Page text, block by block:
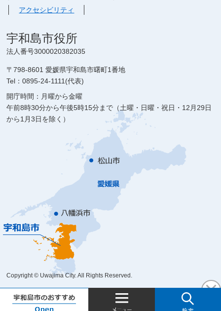
アクセシビリティ
宇和島市役所
法人番号3000020382035
〒798-8601 愛媛県宇和島市曙町1番地
Tel：0895-24-1111(代表)
開庁時間：月曜から金曜
午前8時30分から午後5時15分まで（土曜・日曜・祝日・12月29日
から1月3日を除く）
Copyright © Uwajima City. All Rights Reserved.